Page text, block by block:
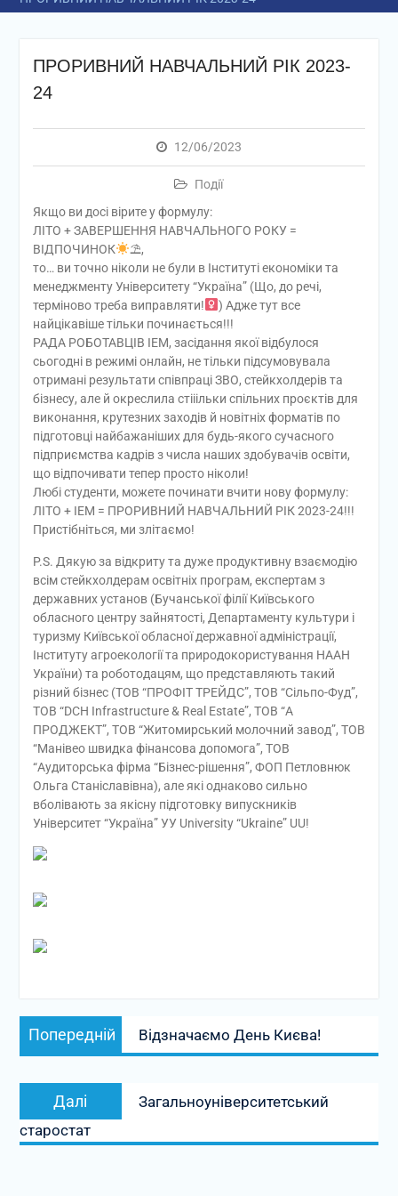
ПРОРИВНИЙ НАВЧАЛЬНИЙ РІК 2023-
24
12/06/2023
Події
Якщо ви досі вірите у формулу:
ЛІТО + ЗАВЕРШЕННЯ НАВЧАЛЬНОГО РОКУ =
ВІДПОЧИНОК
⛱,
то… ви точно ніколи не були в Інституті економіки та
менеджменту Університету “Україна” (Що, до речі,
терміново треба виправляти!‍
) Адже тут все
найцікавіше тільки починається!!!
РАДА РОБОТАВЦІВ ІЕМ, засідання якої відбулося
сьогодні в режимі онлайн, не тільки підсумовувала
отримані результати співпраці ЗВО, стейкхолдерів та
бізнесу, але й окреслила стііільки спільних проєктів для
виконання, крутезних заходів й новітніх форматів по
підготовці найбажаніших для будь-якого сучасного
підприємства кадрів з числа наших здобувачів освіти,
що відпочивати тепер просто ніколи!
Любі студенти, можете починати вчити нову формулу:
ЛІТО + ІЕМ = ПРОРИВНИЙ НАВЧАЛЬНИЙ РІК 2023-24!!!
Пристібніться, ми злітаємо!
P.S. Дякую за відкриту та дуже продуктивну взаємодію
всім стейкхолдерам освітніх програм, експертам з
державних установ (Бучанської філії Київського
обласного центру зайнятості, Департаменту культури і
туризму Київської обласної державної адміністрації,
Інституту агроекології та природокористування НААН
України) та роботодацям, що представляють такий
різний бізнес (ТОВ “ПРОФІТ ТРЕЙДС”, ТОВ “Сільпо-Фуд”,
ТОВ “DCH Infrastructure & Real Estate”, ТОВ “А
ПРОДЖЕКТ”, ТОВ “Житомирський молочний завод”, ТОВ
“Манівео швидка фінансова допомога”, ТОВ
“Аудиторська фірма “Бізнес-рішення”, ФОП Петловнюк
Ольга Станіславівна), але які однаково сильно
вболівають за якісну підготовку випускників
Університет “Україна” УУ University “Ukraine” UU!
Навігація
записів
Попередній
Попередній
запис:
Відзначаємо День Києва!
Далі
запис:
Загальноуніверситетський
старостат